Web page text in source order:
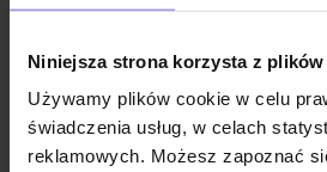
Niniejsza strona korzysta z
Używamy plików cookie w celu
świadczenia usług, w celach
reklamowych. Możesz zapoznać
Skład i wymiary